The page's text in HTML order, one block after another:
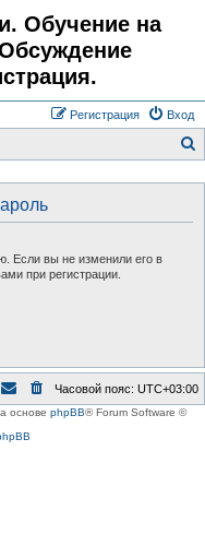
Обучение на
Вход
Регистрация
Если вы не изменили его в
при регистрации.
Часовой пояс: UTC+03:00
основе phpBB® Forum Software ©